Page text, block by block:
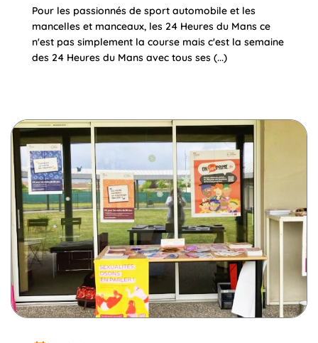
Pour les passionnés de sport automobile et les
mancelles et manceaux, les 24 Heures du Mans ce
n'est pas simplement la course mais c'est la semaine
des 24 Heures du Mans avec tous ses (...)